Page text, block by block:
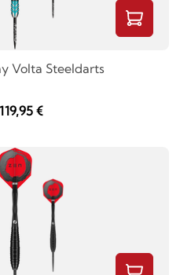
Volta Steeldarts
119,95 €